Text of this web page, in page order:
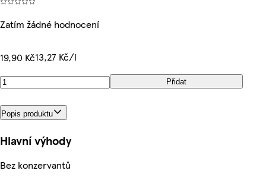
Zatím žádné hodnocení
19,90 Kč13,27 Kč/l
Přidat
Popis produktu
Hlavní výhody
Bez konzervantů